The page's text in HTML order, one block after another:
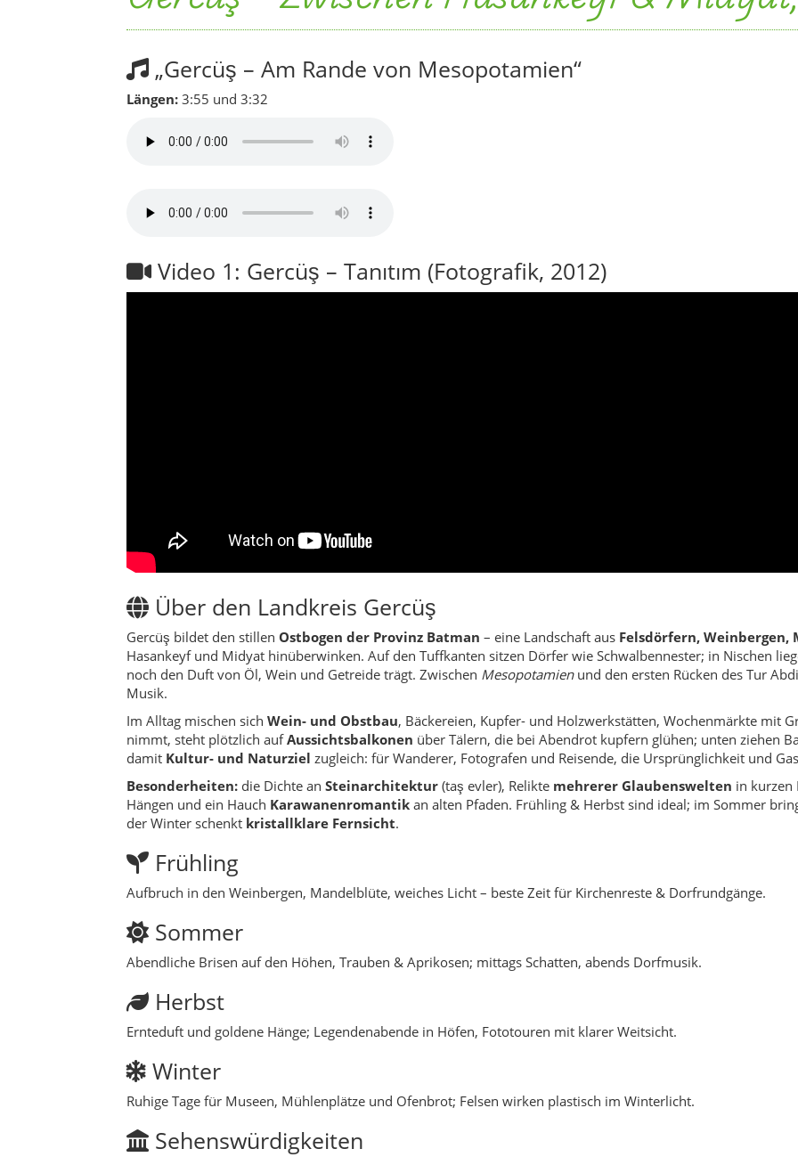
Video 1: Gercüş – Tanıtım (Fotografik, 2012)
Besonderheiten:die Dichte anSteinarchitektur
Hängen und ein Hauch Karawanenromantik
der Winter schenktkristallklare Fernsicht.
Frühling
Aufbruch in den Weinbergen, Mandelblüte, weiches Licht – beste Zeit für Kirchenreste & Dorfrundgänge.
Sommer
Herbst
Ernteduft und goldene Hänge; Legendenabende in Höfen, Fototouren mit klarer Weitsicht.
Winter
Sehenswürdigkeiten
Kirchen & Kapellen:
Wein- & Obstgärten: Rebenzeilen, Mandel- und Granatapfelbäume an warmen Hängen.
Alte Mühlenplätze: Wasserläufe, geschliffene Steine – stille Fotopunkte.
Kulinarik & Erlebnisse
Dorffrühstück:Tandırbrot, Honig, Weichkäse; im Herbst Trauben & Pekmez.
Höhenwege & Bachpfade:
Handwerk:
Abendmusik:Saz-Klang, Tavla & Tee auf Dorfplätzen.
Hidden Gems